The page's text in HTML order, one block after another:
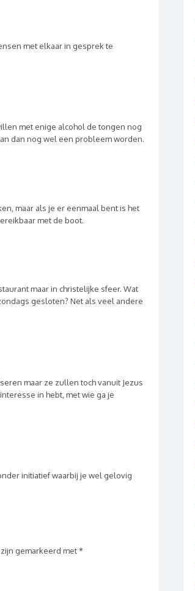
met elkaar in gesprek te
met enige alcohol de tongen nog
dan nog wel een probleem worden.
maar als je er eenmaal bent is het
met de boot.
maar in christelijke sfeer. Wat
gesloten? Net als veel andere
maar ze zullen toch vanuit Jezus
in hebt, met wie ga je
initiatief waarbij je wel gelovig
gemarkeerd met*